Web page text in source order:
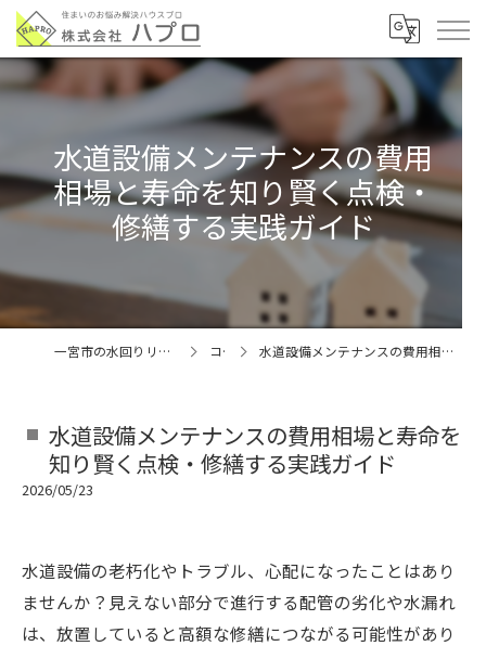
水道設備メンテナンスの費用
相場と寿命を知り賢く点検・
修繕する実践ガイド
一宮市の水回りリフォームなら株式会社ハプロ コラム 水道設備メンテナンスの費用相場と寿命を知り賢く点検・修繕する実践ガイド
水道設備メンテナンスの費用相場と寿命を
知り賢く点検・修繕する実践ガイド
2026/05/23
水道設備の老朽化やトラブル、心配になったことはあり
ませんか？見えない部分で進行する配管の劣化や水漏れ
は、放置していると高額な修繕につながる可能性があり